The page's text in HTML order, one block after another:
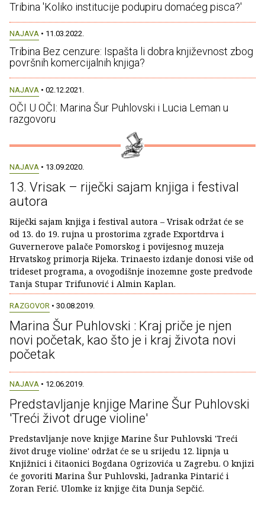
Tribina 'Koliko institucije podupiru domaćeg pisca?'
NAJAVA • 11.03.2022.
Tribina Bez cenzure: Ispašta li dobra književnost zbog
površnih komercijalnih knjiga?
NAJAVA • 02.12.2021.
OČI U OČI: Marina Šur Puhlovski i Lucia Leman u
razgovoru
NAJAVA • 13.09.2020.
13. Vrisak – riječki sajam knjiga i festival
autora
Riječki sajam knjiga i festival autora – Vrisak održat će se
od 13. do 19. rujna u prostorima zgrade Exportdrva i
Guvernerove palače Pomorskog i povijesnog muzeja
Hrvatskog primorja Rijeka. Trinaesto izdanje donosi više od
trideset programa, a ovogodišnje inozemne goste predvode
Tanja Stupar Trifunović i Almin Kaplan.
RAZGOVOR • 30.08.2019.
Marina Šur Puhlovski : Kraj priče je njen
novi početak, kao što je i kraj života novi
početak
NAJAVA • 12.06.2019.
Predstavljanje knjige Marine Šur Puhlovski
'Treći život druge violine'
Predstavljanje nove knjige Marine Šur Puhlovski 'Treći
život druge violine' održat će se u srijedu 12. lipnja u
Knjižnici i čitaonici Bogdana Ogrizovića u Zagrebu. O knjizi
će govoriti Marina Šur Puhlovski, Jadranka Pintarić i
Zoran Ferić. Ulomke iz knjige čita Dunja Sepčić.